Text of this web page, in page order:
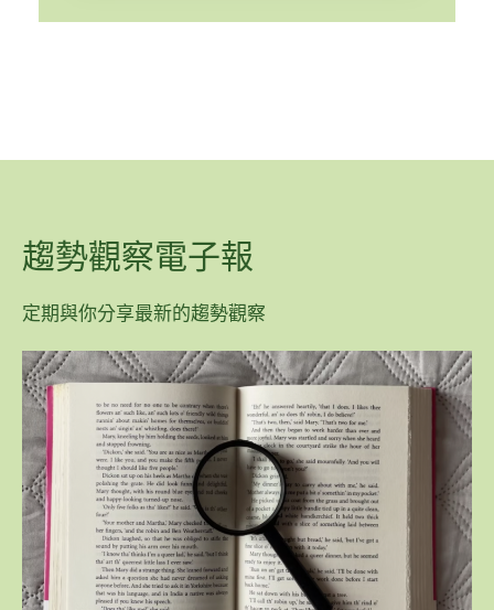
趨勢觀察電子報
定期與你分享最新的趨勢觀察